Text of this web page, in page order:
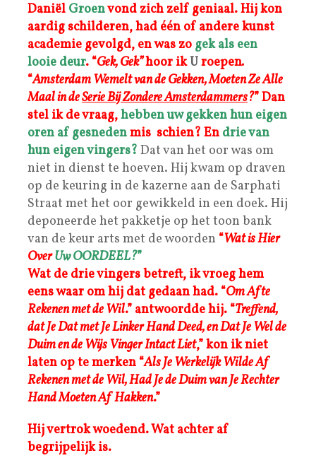
Daniël Groenvond zich zelf geniaal. Hij kon
aardig schilderen, had één of andere kunst
academie gevolgd, en was zo gek als een
looie deur. “Gek, Gek”hoor ikUroepen.
“Amsterdam Wemelt van de Gekken, Moeten Ze Alle
Maal in deSerie Bij Zondere Amsterdammers?” Dan
stel ik de vraag,hebben uw gekken hun eigen
oren af gesnedenmis schien? En drie van
hun eigen vingers? Dat van het oor was om
niet in dienst te hoeven. Hij kwam op draven
op de keuring in de kazerne aan de Sarphati
Straat met het oor gewikkeld in een doek. Hij
deponeerde het pakketje op het toon bank
van de keur arts met de woorden “Wat is Hier
OverUw OORDEEL?”
Wat de drie vingers betreft, ik vroeg hem
eens waar om hij dat gedaan had. “Om Af te
Rekenen met de Wil.” antwoordde hij. “Treffend,
dat Je Dat met Je Linker Hand Deed, en Dat Je Wel de
Duim en de Wijs Vinger Intact Liet,” kon ik niet
laten op te merken “Als Je Werkelijk Wilde Af
Rekenen met de Wil, Had Je de Duim van Je Rechter
Hand Moeten Af Hakken.”
Hij vertrok woedend. Wat achter af
begrijpelijk is.